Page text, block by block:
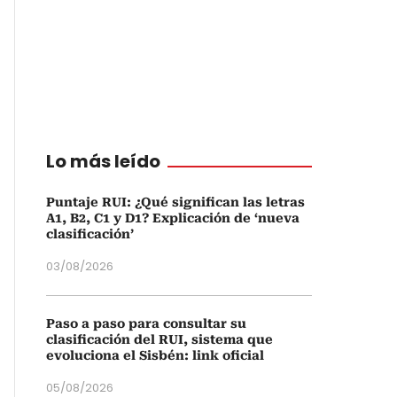
Lo más leído
Puntaje RUI: ¿Qué significan las letras
A1, B2, C1 y D1? Explicación de ‘nueva
clasificación’
03/08/2026
Paso a paso para consultar su
clasificación del RUI, sistema que
evoluciona el Sisbén: link oficial
05/08/2026